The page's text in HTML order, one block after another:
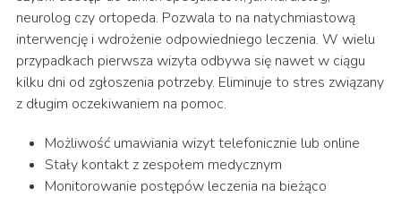
neurolog czy ortopeda. Pozwala to na natychmiastową
interwencję i wdrożenie odpowiedniego leczenia. W wielu
przypadkach pierwsza wizyta odbywa się nawet w ciągu
kilku dni od zgłoszenia potrzeby. Eliminuje to stres związany
z długim oczekiwaniem na pomoc.
Możliwość umawiania wizyt telefonicznie lub online
Stały kontakt z zespołem medycznym
Monitorowanie postępów leczenia na bieżąco